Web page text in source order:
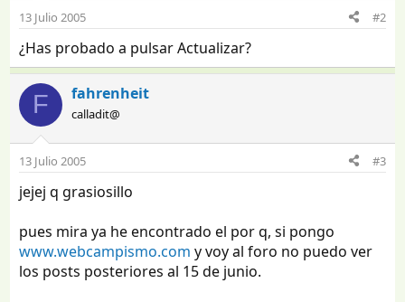
a
13 Julio 2005 #2
¿Has probado a pulsar Actualizar?
F fahrenheit
calladit@
13 Julio 2005 #3
jejej q grasiosillo
pues mira ya he encontrado el por q, si pongo
www.webcampismo.com y voy al foro no puedo ver
los posts posteriores al 15 de junio.